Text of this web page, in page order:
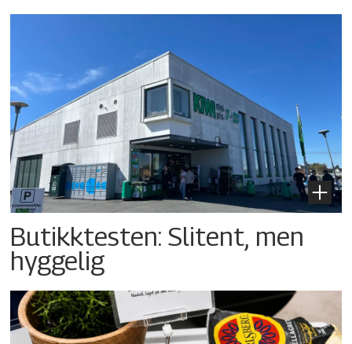
Butikktesten: Slitent, men
hyggelig